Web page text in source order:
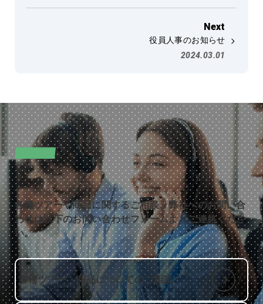
役員人事のお知らせ
2024.03.01
CONTACT
お問い合わせ
各種ツアーや商品に関するご相談、弊社へのお問い合
わせは以下のお問い合わせフォームよりご連絡くださ
い。
各種ツアー・商品についてのご相談